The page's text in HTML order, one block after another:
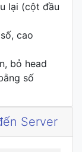
lại (cột đầu
cao
bỏ head
số
Server